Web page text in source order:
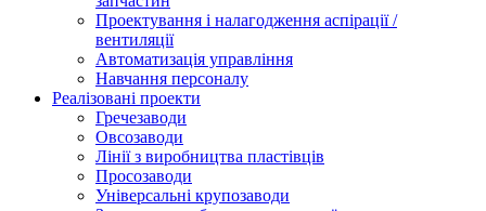
Проектування і налагодження аспірації /
вентиляції
Автоматизація управління
Навчання персоналу
Реалізовані проекти
Гречезаводи
Овсозаводи
Лінії з виробництва пластівців
Просозаводи
Універсальні крупозаводи